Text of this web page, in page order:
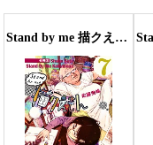
Stand by me 描クえもん 分冊版7